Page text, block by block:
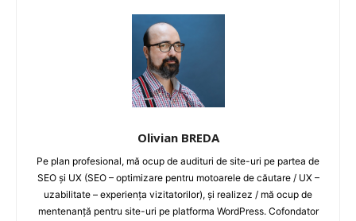
Olivian BREDA
Pe plan profesional, mă ocup de audituri de site-uri pe partea de
SEO și UX (SEO – optimizare pentru motoarele de căutare / UX –
uzabilitate – experiența vizitatorilor), și realizez / mă ocup de
mentenanță pentru site-uri pe platforma WordPress. Cofondator